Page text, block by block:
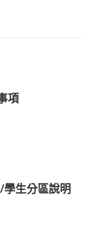
項
生分區說明